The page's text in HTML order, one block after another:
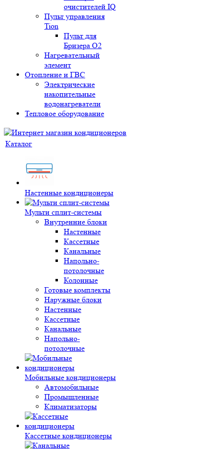
очистителей IQ
Пульт управления
Tion
Пульт для
Бризера O2
Нагревательный
элемент
Отопление и ГВС
Электрические
накопительные
водонагреватели
Тепловое оборудование
Каталог
Настенные кондиционеры
Мульти сплит-системы
Внутренние блоки
Настенные
Кассетные
Канальные
Напольно-
потолочные
Колонные
Готовые комплекты
Наружные блоки
Настенные
Кассетные
Канальные
Напольно-
потолочные
Мобильные кондиционеры
Автомобильные
Промышленные
Климатизаторы
Кассетные кондиционеры